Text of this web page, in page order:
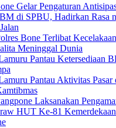
Gelar Pengaturan
di SPBU, Hadirkan Rasa
Bone Terlibat
Meninggal Dunia
Pantau Ketersediaan
Pantau Aktivitas Pasar
Laksanakan
HUT Ke-81